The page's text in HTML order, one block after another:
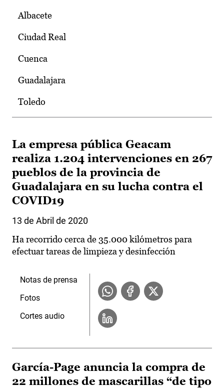
Albacete
Ciudad Real
Cuenca
Guadalajara
Toledo
La empresa pública Geacam
realiza 1.204 intervenciones en 267
pueblos de la provincia de
Guadalajara en su lucha contra el
COVID19
13 de Abril de 2020
Ha recorrido cerca de 35.000 kilómetros para
efectuar tareas de limpieza y desinfección
Notas de prensa
Fotos
Cortes audio
García-Page anuncia la compra de
22 millones de mascarillas “de tipo